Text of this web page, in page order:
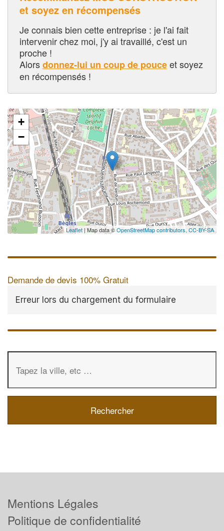
et soyez en récompensés
Je connais bien cette entreprise : je l'ai fait
intervenir chez moi, j'y ai travaillé, c'est un
proche !
Alorsdonnez-lui un coup de pouceet soyez
en récompensés !
+
−
Leaflet| Map data ©OpenStreetMap contributors, CC-BY-SA
Demande de devis 100% Gratuit
Erreur lors du chargement du formulaire
Mentions Légales
Politique de confidentialité